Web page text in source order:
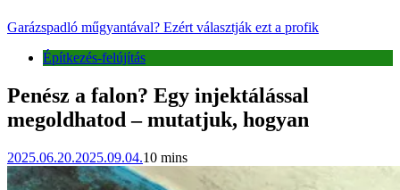
Garázspadló műgyantával? Ezért választják ezt a profik
Építkezés-felújítás
Penész a falon? Egy injektálással
megoldhatod – mutatjuk, hogyan
2025.06.20.2025.09.04.10 mins